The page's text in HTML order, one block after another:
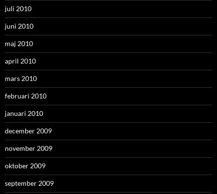
juli 2010
juni 2010
maj 2010
april 2010
mars 2010
februari 2010
januari 2010
december 2009
november 2009
oktober 2009
september 2009